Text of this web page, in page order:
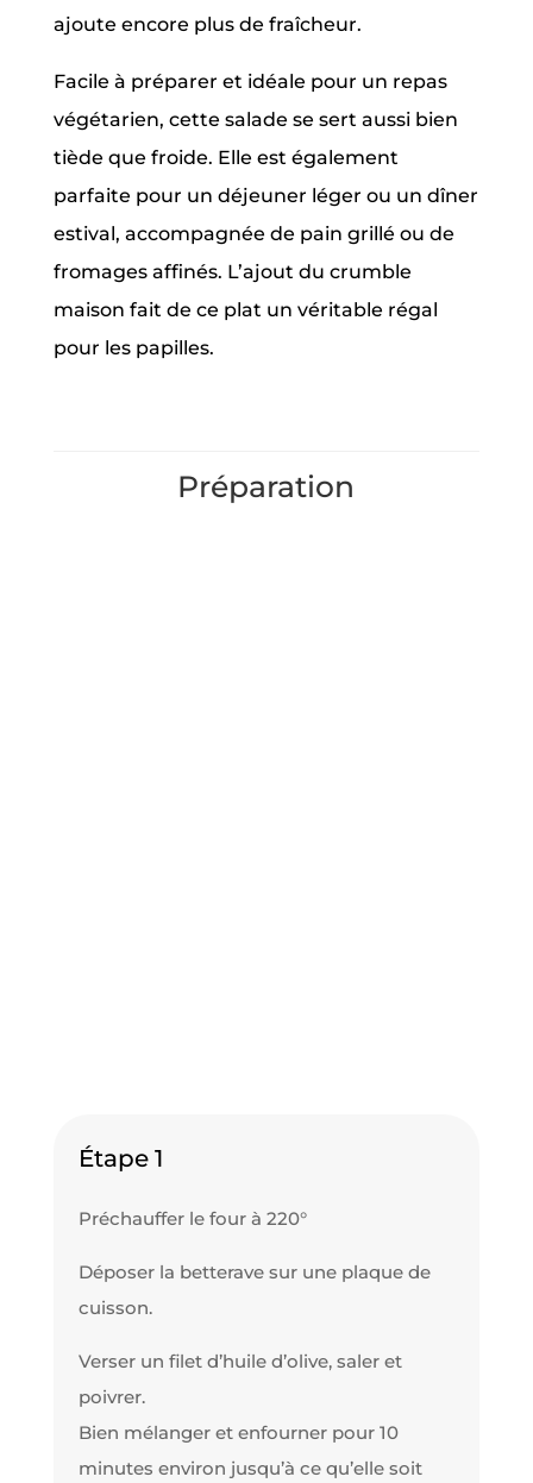
ajoute encore plus de fraîcheur.
Facile à préparer et idéale pour un repas
végétarien, cette salade se sert aussi bien
tiède que froide. Elle est également
parfaite pour un déjeuner léger ou un dîner
estival, accompagnée de pain grillé ou de
fromages affinés. L’ajout du crumble
maison fait de ce plat un véritable régal
pour les papilles.
Préparation
Étape 1
Préchauffer le four à 220°
Déposer la betterave sur une plaque de
cuisson.
Verser un filet d’huile d’olive, saler et
poivrer.
Bien mélanger et enfourner pour 10
minutes environ jusqu’à ce qu’elle soit